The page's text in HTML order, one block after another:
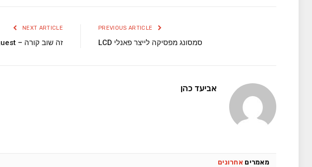
סמסונג מפסיקה לייצר פאנלי LCD
NEXT ARTICLE
זה שוב קורה – Uniguest רוכשת את Otrum
אביעד כהן
מאמרים אחרונים